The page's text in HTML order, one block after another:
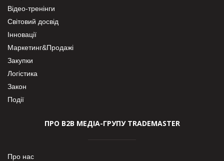
Відео-тренінги
Світовий досвід
Інновації
Маркетинг&Продажі
Закупки
Логістика
Закон
Події
ПРО В2В МЕДІА-ГРУПУ TRADEMASTER
Про нас